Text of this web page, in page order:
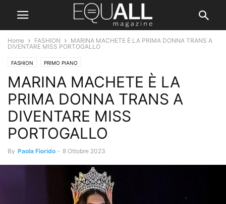
Home FASHION
MARINA MACHETE È LA PRIMA DONNA TRANS A
DIVENTARE MISS PORTOGALLO
FASHION PRIMO PIANO
MARINA MACHETE È LA
PRIMA DONNA TRANS A
DIVENTARE MISS
PORTOGALLO
By Paola Fiorido - 8 Ottobre 2023